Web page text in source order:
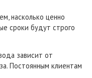
насколько ценно
сроки будут строго
зависит от
Постоянным клиентам